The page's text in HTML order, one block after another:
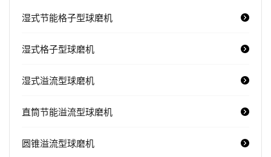
湿式节能格子型球磨机
湿式格子型球磨机
湿式溢流型球磨机
直筒节能溢流型球磨机
圆锥溢流型球磨机